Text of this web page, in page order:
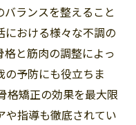
ランスを整えること
における様々な不調の
と筋肉の調整によっ
の予防にも役立ちま
格矯正の効果を最大限
や指導も徹底されてい